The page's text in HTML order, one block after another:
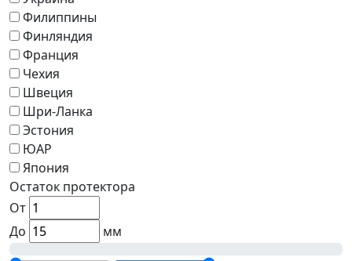
Филиппины
Финляндия
Франция
Чехия
Швеция
Шри-Ланка
Эстония
ЮАР
Япония
Остаток протектора
От
До
мм